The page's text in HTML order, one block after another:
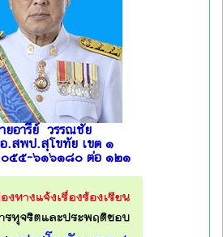
ยอารีย์ วรรณชัย
.สพป.สุโขทัย เขต ๑
๐๕๕-๖๑๖๑๘๐ ต่อ ๑๒๑